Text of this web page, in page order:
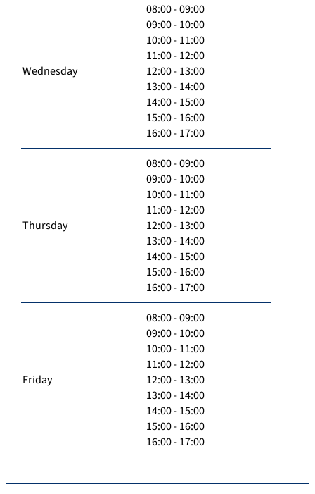
Wednesday
08:00 - 09:00
09:00 - 10:00
10:00 - 11:00
11:00 - 12:00
12:00 - 13:00
13:00 - 14:00
14:00 - 15:00
15:00 - 16:00
16:00 - 17:00
Thursday
08:00 - 09:00
09:00 - 10:00
10:00 - 11:00
11:00 - 12:00
12:00 - 13:00
13:00 - 14:00
14:00 - 15:00
15:00 - 16:00
16:00 - 17:00
Friday
08:00 - 09:00
09:00 - 10:00
10:00 - 11:00
11:00 - 12:00
12:00 - 13:00
13:00 - 14:00
14:00 - 15:00
15:00 - 16:00
16:00 - 17:00